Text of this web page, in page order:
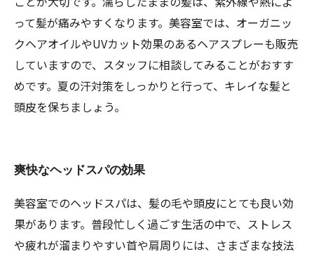
って髪が痛みやすくなります。美容室では、オーガニッ
クヘアオイルやUVカット効果のあるヘアスプレーも販売
していますので、スタッフに相談してみることがおすす
めです。夏の汗対策をしっかりと行って、キレイな髪と
頭皮を保ちましょう。
爽快なヘッドスパの効果
美容室でのヘッドスパは、髪の毛や頭皮にとても良い効
果があります。普段忙しく過ごす生活の中で、ストレス
や疲れが溜まりやすい首や肩周りには、さまざまな技法